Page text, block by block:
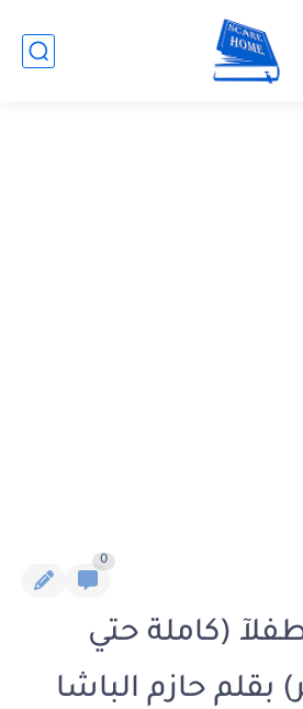
0
(كاملة حتي
بقلم حازم الباشا